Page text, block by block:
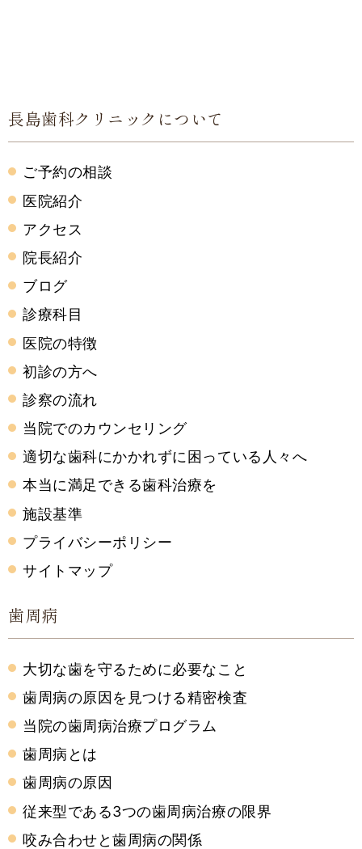
長島歯科クリニックについて
ご予約の相談
医院紹介
アクセス
院長紹介
ブログ
診療科目
医院の特徴
初診の方へ
診察の流れ
当院でのカウンセリング
適切な歯科にかかれずに困っている人々へ
本当に満足できる歯科治療を
施設基準
プライバシーポリシー
サイトマップ
歯周病
大切な歯を守るために必要なこと
歯周病の原因を見つける精密検査
当院の歯周病治療プログラム
歯周病とは
歯周病の原因
従来型である3つの歯周病治療の限界
咬み合わせと歯周病の関係